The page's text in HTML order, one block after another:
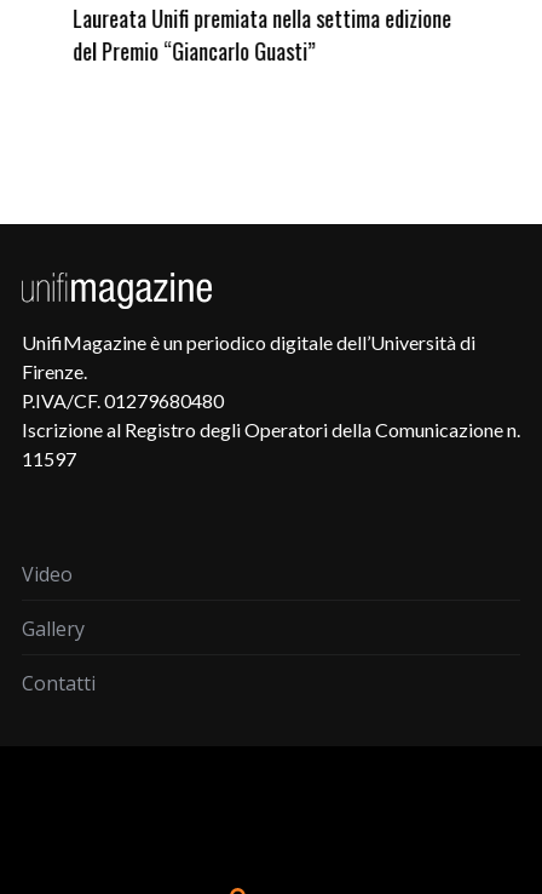
Laureata Unifi premiata nella settima edizione
del Premio “Giancarlo Guasti”
UnifiMagazine è un periodico digitale dell’Università di
Firenze.
P.IVA/CF. 01279680480
Iscrizione al Registro degli Operatori della Comunicazione n.
11597
Video
Gallery
Contatti